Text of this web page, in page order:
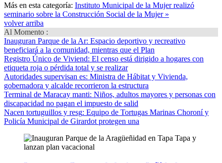
Más en esta categoría: Instituto Municipal de la Mujer realizó
seminario sobre la Construcción Social de la Mujer »
volver arriba
Al Momento :
Inauguran Parque de la Ar: Espacio deportivo y recreativo
beneficiará a la comunidad, mientras que el Plan
Registro Único de Viviend: El censo está dirigido a hogares con
etiqueta roja o pérdida total y se realizar
Autoridades supervisan es: Ministra de Hábitat y Vivienda,
gobernadora y alcalde recorrieron la estructura
Terminal de Maracay manti: Niños, adultos mayores y personas con
discapacidad no pagan el impuesto de salid
Nacen tortuguillos y resg: Equipo de Tortugas Marinas Choroní y
Policía Municipal de Girardot protegen una